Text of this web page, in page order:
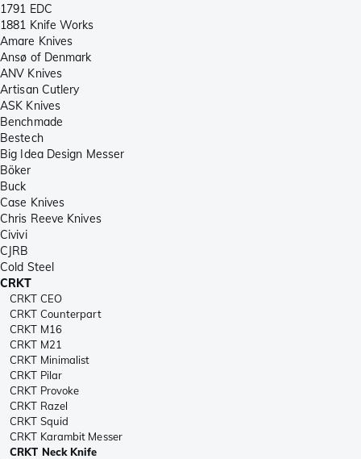
1791 EDC
1881 Knife Works
Amare Knives
Ansø of Denmark
ANV Knives
Artisan Cutlery
ASK Knives
Benchmade
Bestech
Big Idea Design Messer
Böker
Buck
Case Knives
Chris Reeve Knives
Civivi
CJRB
Cold Steel
CRKT
CRKT CEO
CRKT Counterpart
CRKT M16
CRKT M21
CRKT Minimalist
CRKT Pilar
CRKT Provoke
CRKT Razel
CRKT Squid
CRKT Karambit Messer
CRKT Neck Knife